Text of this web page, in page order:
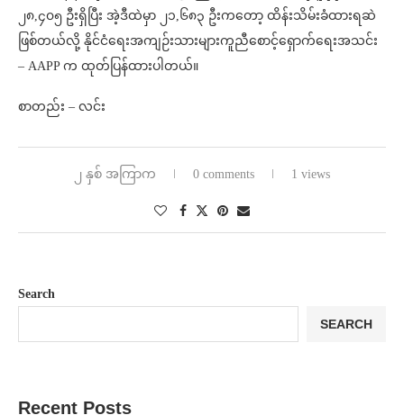
၂၈,၄၀၅ ဦးရှိပြီး အဲ့ဒီထဲမှာ ၂၁,၆၈၃ ဦးကတော့ ထိန်းသိမ်းခံထားရဆဲ
ဖြစ်တယ်လို့ နိုင်ငံရေးအကျဉ်းသားများကူညီစောင့်ရှောက်ရေးအသင်း
– AAPP က ထုတ်ပြန်ထားပါတယ်။
စာတည်း – လင်း
၂ နှစ် အကြာက 0 comments 1 views
Search
SEARCH
Recent Posts